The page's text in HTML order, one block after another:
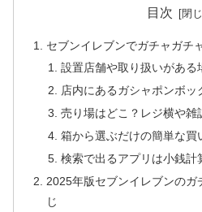
目次
セブンイレブンでガチャガチ
設置店舗や取り扱いがある
店内にあるガシャポンボッ
売り場はどこ？レジ横や雑
箱から選ぶだけの簡単な買
検索で出るアプリは小銭計
2025年版セブンイレブンのガ
じ